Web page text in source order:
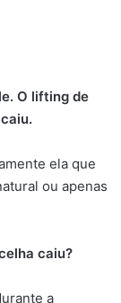
O lifting de
ela que
ou apenas
caiu?
a